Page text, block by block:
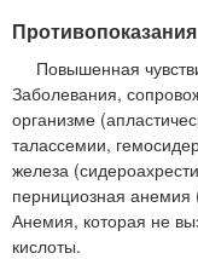
Противопоказания
Повышенная
Заболевания,
организме
талассемии,
железа
пернициозная анемия
Анемия, которая не
кислоты.